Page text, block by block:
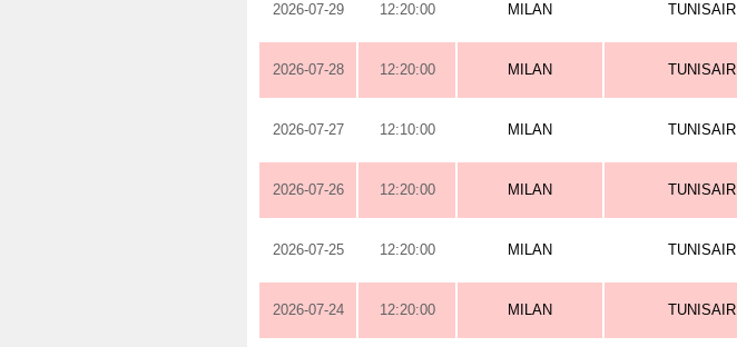
2026-07-29 12:20:00 MILAN TUNISAIR
2026-07-28 12:20:00 MILAN TUNISAIR
2026-07-27 12:10:00 MILAN TUNISAIR
2026-07-26 12:20:00 MILAN TUNISAIR
2026-07-25 12:20:00 MILAN TUNISAIR
2026-07-24 12:20:00 MILAN TUNISAIR